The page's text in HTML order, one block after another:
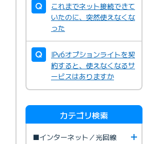
これまでネット接続できて
いたのに、突然使えなくな
った
IPv6オプションライトを契
約すると、使えなくなるサ
ービスはありますか
カテゴリ検索
■インターネット／光回線